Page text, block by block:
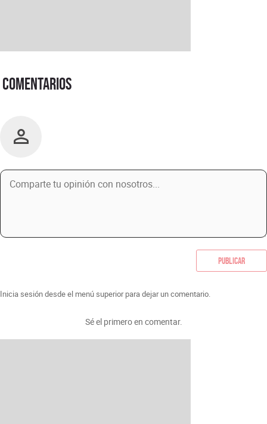
Comentarios
Publicar
Inicia sesión desde el menú superior para dejar un comentario.
Sé el primero en comentar.